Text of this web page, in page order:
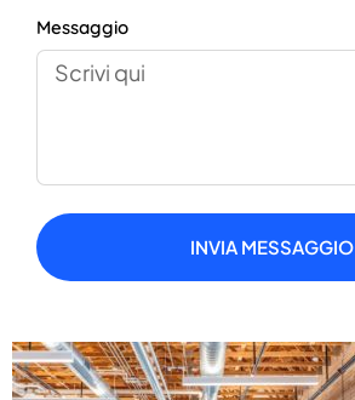
Messaggio
INVIA MESSAGGIO